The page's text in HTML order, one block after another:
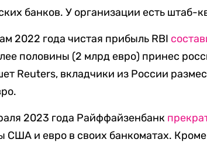
банков. У организации есть штаб-
2022 года чистая прибыль RBI
половины (2 млрд евро) принес
Reuters, вкладчики из России
2023 года Райффайзенбанк
США и евро в своих банкоматах.